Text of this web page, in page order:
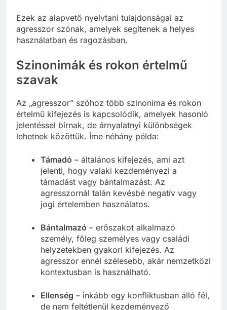
Ezek az alapvető nyelvtani tulajdonságai az
agresszor szónak, amelyek segítenek a helyes
használatban és ragozásban.
Szinonimák és rokon értelmű
szavak
Az „agresszor” szóhoz több szinonima és rokon
értelmű kifejezés is kapcsolódik, amelyek hasonló
jelentéssel bírnak, de árnyalatnyi különbségek
lehetnek közöttük. Íme néhány példa:
Támadó – általános kifejezés, ami azt
jelenti, hogy valaki kezdeményezi a
támadást vagy bántalmazást. Az
agresszornál talán kevésbé negatív vagy
jogi értelemben használatos.
Bántalmazó – erőszakot alkalmazó
személy, főleg személyes vagy családi
helyzetekben gyakori kifejezés. Az
agresszor ennél szélesebb, akár nemzetközi
kontextusban is használható.
Ellenség – inkább egy konfliktusban álló fél,
de nem feltétlenül kezdeményező